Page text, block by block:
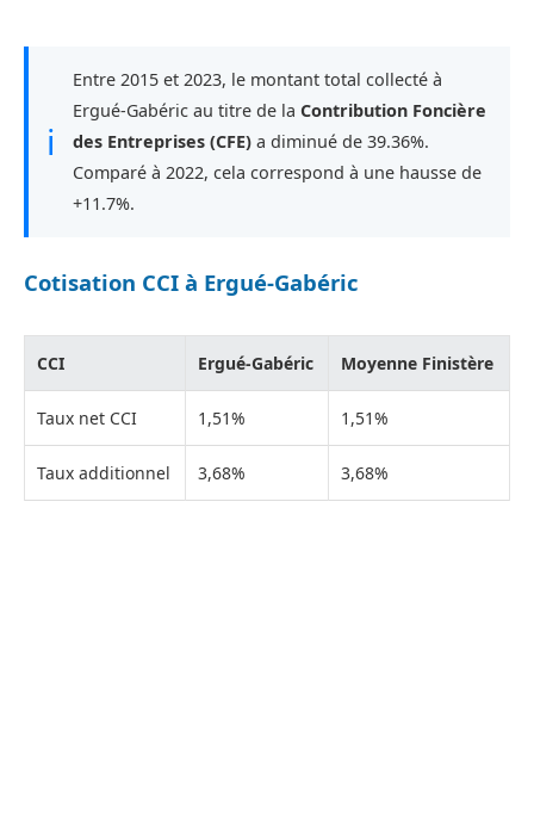
ℹ
Entre 2015 et 2023, le montant total collecté à
Ergué-Gabéric au titre de la Contribution Foncière
des Entreprises (CFE) a diminué de 39.36%.
Comparé à 2022, cela correspond à une hausse de
+11.7%.
Cotisation CCI à Ergué-Gabéric
CCI Ergué-Gabéric Moyenne Finistère
Taux net CCI 1,51% 1,51%
Taux additionnel 3,68% 3,68%